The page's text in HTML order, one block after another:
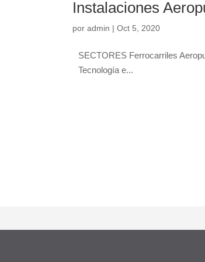
Instalaciones
poradmin |Oct 5, 2020
SECTORES Ferrocarriles
Tecnología e...